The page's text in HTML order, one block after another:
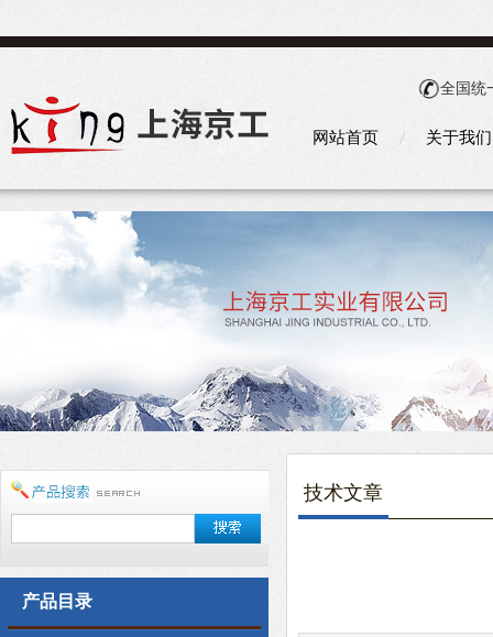
全国统
网站首页 关于我们
产品目录
技术文章